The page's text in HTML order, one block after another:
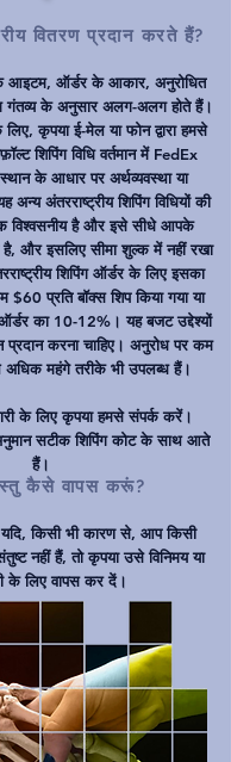
वितरण प्रदान करते हैं?
आइटम, ऑर्डर के आकार, अनुरोधित
गंतव्य के अनुसार अलग-अलग होते हैं।
कृपया ई-मेल या फोन द्वारा हमसे
शिपिंग विधि वर्तमान में FedEx
(स्थान के आधार पर अर्थव्यवस्था या
अन्य अंतरराष्ट्रीय शिपिंग विधियों की
विश्वसनीय है और इसे सीधे आपके
है, और इसलिए सीमा शुल्क में नहीं रखा
शिपिंग ऑर्डर के लिए इसका
प्रति बॉक्स शिप किया गया या
का 10-12%। यह बजट उद्देश्यों
करना चाहिए। अनुरोध पर कम
महंगे तरीके भी उपलब्ध हैं।
के लिए कृपया हमसे संपर्क करें।
सटीक शिपिंग कोट के साथ आते
हैं।
कैसे वापस करूं?
यदि, किसी भी कारण से, आप किसी
नहीं हैं, तो कृपया उसे विनिमय या
के लिए वापस कर दें।